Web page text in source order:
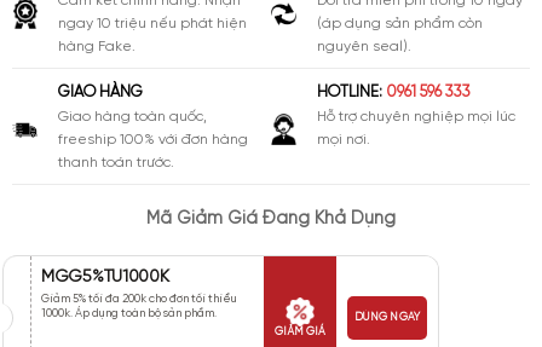
ngay 10 triệu nếu phát hiện
hàng Fake.
(áp dụng sản phẩm còn
nguyên seal).
GIAO HÀNG
Giao hàng toàn quốc,
freeship 100% với đơn hàng
thanh toán trước.
HOTLINE: 0961 596 333
Hỗ trợ chuyên nghiệp mọi lúc
mọi nơi.
Mã Giảm Giá Đang Khả Dụng
MGG5%TU1000K
Giảm 5% tối đa 200k cho đơn tối thiểu
1000k. Áp dụng toàn bộ sản phẩm.
GIẢM GIÁ
DÙNG NGAY